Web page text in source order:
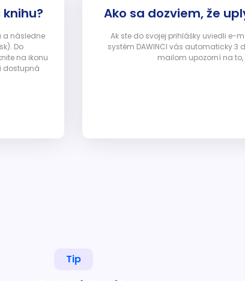
a následne
Do
na ikonu
dostupná
Ako sa dozviem, že
Ak ste do svojej prihlášky uviedli e-
systém DAWINCI vás automaticky
mailom upozorní na to,
Tip